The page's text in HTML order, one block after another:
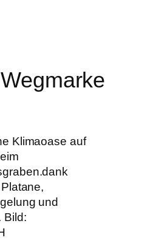
Klimaoase auf
und
Bild: